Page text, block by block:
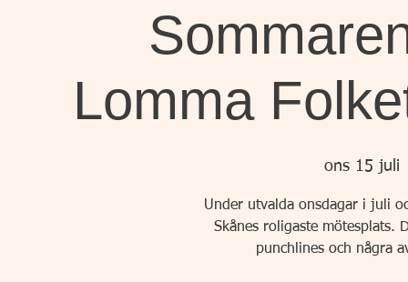
Lomma
ons 15 juli
Under utvalda onsdagar i juli
Skånes roligaste mötesplats.
punchlines och några